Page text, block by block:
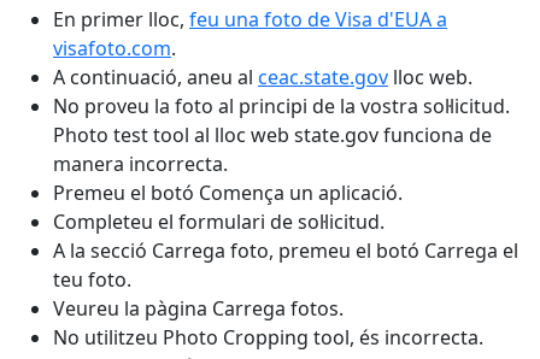
En primer lloc, feu una foto de Visa d'EUA a
visafoto.com.
A continuació, aneu al ceac.state.gov lloc web.
No proveu la foto al principi de la vostra sol·licitud.
Photo test tool al lloc web state.gov funciona de
manera incorrecta.
Premeu el botó Comença un aplicació.
Completeu el formulari de sol·licitud.
A la secció Carrega foto, premeu el botó Carrega el
teu foto.
Veureu la pàgina Carrega fotos.
No utilitzeu Photo Cropping tool, és incorrecta.